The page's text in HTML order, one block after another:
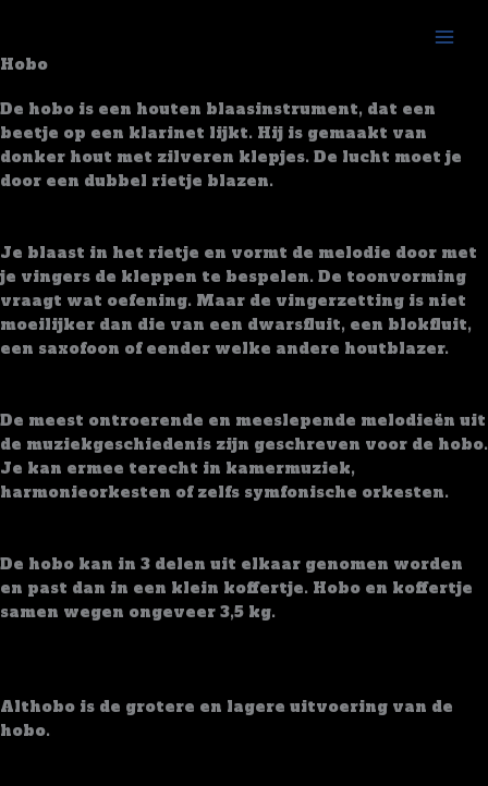
content
Hobo
De hobo is een houten blaasinstrument, dat een
beetje op een klarinet lijkt. Hij is gemaakt van
donker hout met zilveren klepjes. De lucht moet je
door een dubbel rietje blazen.
Je blaast in het rietje en vormt de melodie door met
je vingers de kleppen te bespelen. De toonvorming
vraagt wat oefening. Maar de vingerzetting is niet
moeilijker dan die van een dwarsfluit, een blokfluit,
een saxofoon of eender welke andere houtblazer.
De meest ontroerende en meeslepende melodieën uit
de muziekgeschiedenis zijn geschreven voor de hobo.
Je kan ermee terecht in kamermuziek,
harmonieorkesten of zelfs symfonische orkesten.
De hobo kan in 3 delen uit elkaar genomen worden
en past dan in een klein koffertje. Hobo en koffertje
samen wegen ongeveer 3,5 kg.
Althobo is de grotere en lagere uitvoering van de
hobo.